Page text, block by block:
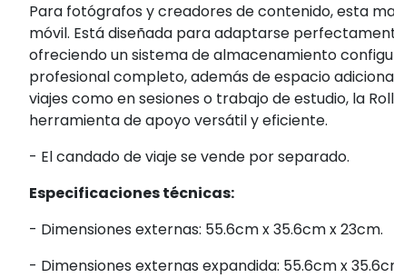
Para fotógrafos y creadores de contenido, esta
móvil. Está diseñada para adaptarse
ofreciendo un sistema de almacenamiento
profesional completo, además de espacio
viajes como en sesiones o trabajo de estudio, la
herramienta de apoyo versátil y eficiente.
- El candado de viaje se vende por separado.
Especificaciones técnicas:
- Dimensiones externas: 55.6cm x 35.6cm x 23cm.
- Dimensiones externas expandida: 55.6cm x